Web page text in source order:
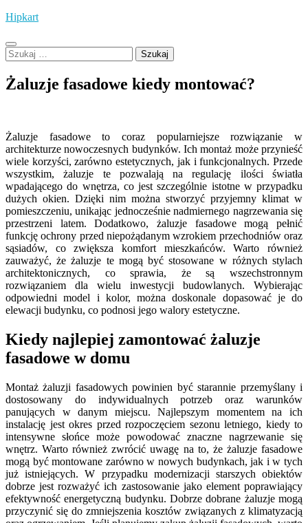
Skip
content
Hipkart
Szukaj:
Żaluzje fasadowe kiedy montować?
Żaluzje fasadowe to coraz popularniejsze rozwiązanie w
architekturze nowoczesnych budynków. Ich montaż może przynieść
wiele korzyści, zarówno estetycznych, jak i funkcjonalnych. Przede
wszystkim, żaluzje te pozwalają na regulację ilości światła
wpadającego do wnętrza, co jest szczególnie istotne w przypadku
dużych okien. Dzięki nim można stworzyć przyjemny klimat w
pomieszczeniu, unikając jednocześnie nadmiernego nagrzewania się
przestrzeni latem. Dodatkowo, żaluzje fasadowe mogą pełnić
funkcję ochrony przed niepożądanym wzrokiem przechodniów oraz
sąsiadów, co zwiększa komfort mieszkańców. Warto również
zauważyć, że żaluzje te mogą być stosowane w różnych stylach
architektonicznych, co sprawia, że są wszechstronnym
rozwiązaniem dla wielu inwestycji budowlanych. Wybierając
odpowiedni model i kolor, można doskonale dopasować je do
elewacji budynku, co podnosi jego walory estetyczne.
Kiedy najlepiej zamontować żaluzje
fasadowe w domu
Montaż żaluzji fasadowych powinien być starannie przemyślany i
dostosowany do indywidualnych potrzeb oraz warunków
panujących w danym miejscu. Najlepszym momentem na ich
instalację jest okres przed rozpoczęciem sezonu letniego, kiedy to
intensywne słońce może powodować znaczne nagrzewanie się
wnętrz. Warto również zwrócić uwagę na to, że żaluzje fasadowe
mogą być montowane zarówno w nowych budynkach, jak i w tych
już istniejących. W przypadku modernizacji starszych obiektów
dobrze jest rozważyć ich zastosowanie jako element poprawiający
efektywność energetyczną budynku. Dobrze dobrane żaluzje mogą
przyczynić się do zmniejszenia kosztów związanych z klimatyzacją